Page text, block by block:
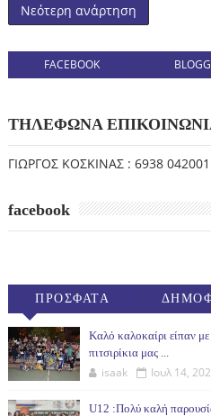
Νεότερη ανάρτηση
FACEBOOK
ΤΗΛΕΦΩΝΑ
ΓΙΩΡΓΟΣ ΚΟΣΚΙΝΑΣ : 6938 042001
facebook
ΠΡΟΣΦΑΤΑ
Καλό καλοκαίρι είπαν
πιτσιρίκια μας ...
isaak Ιουλ 14,
U12 :Πολύ καλή